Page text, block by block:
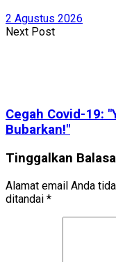
2 Agustus 2026
Next Post
Cegah Covid-19:
Bubarkan!"
Tinggalkan
Alamat email Anda
ditandai *